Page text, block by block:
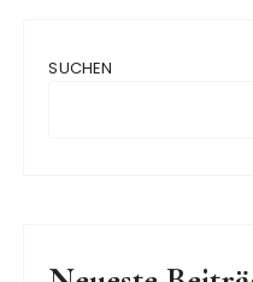
SUCHEN